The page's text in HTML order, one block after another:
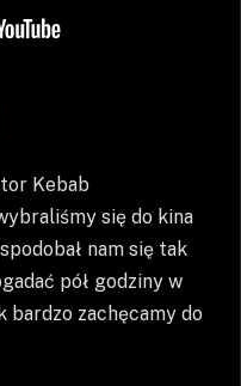
Kebab
się do kina
nam się tak
pół godziny w
bardzo zachęcamy do